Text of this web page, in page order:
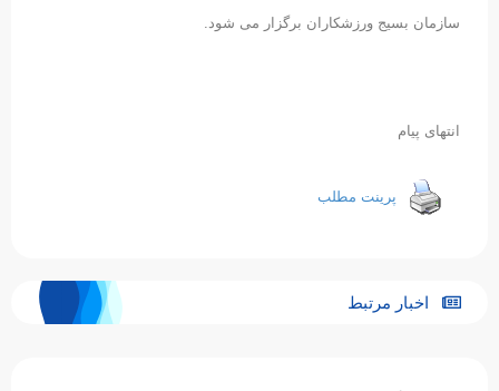
سازمان بسیج ورزشکاران برگزار می شود.
انتهای پیام
پرینت مطلب
اخبار مرتبط